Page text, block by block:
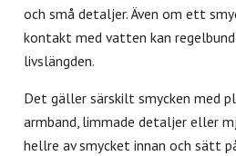
och små detaljer. Även om ett
kontakt med vatten kan
livslängden.
Det gäller särskilt smycken med
armband, limmade detaljer eller
hellre av smycket innan och sätt